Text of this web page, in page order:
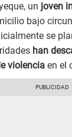
un joven
bajo
se
han
violencia en el